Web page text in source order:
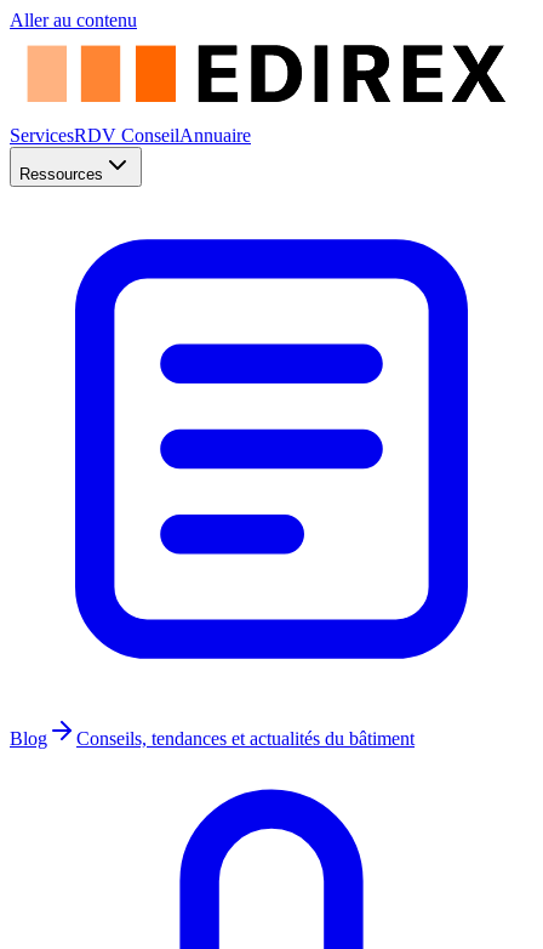
Aller au contenu
ServicesRDV ConseilAnnuaire
Ressources
Blog Conseils, tendances et actualités du bâtiment